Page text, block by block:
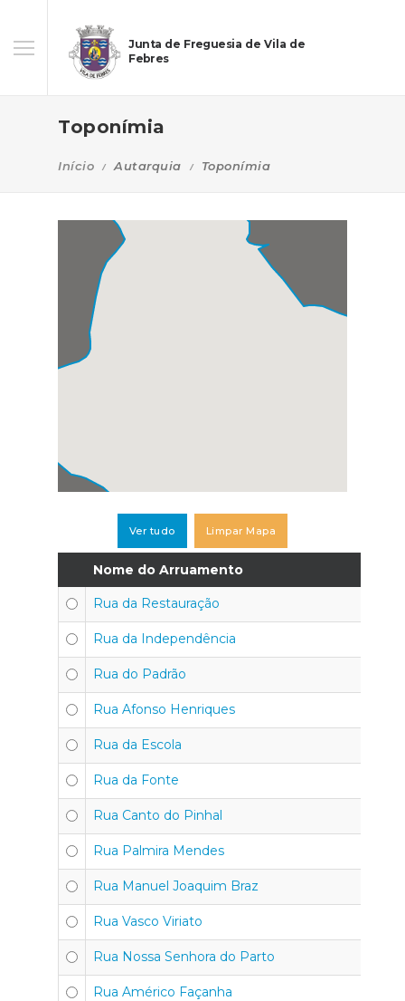
Junta de Freguesia de Vila de
Febres
Toponímia
Início Autarquia Toponímia
Ver tudo Limpar Mapa
Nome do Arruamento
Rua da Restauração
Rua da Independência
Rua do Padrão
Rua Afonso Henriques
Rua da Escola
Rua da Fonte
Rua Canto do Pinhal
Rua Palmira Mendes
Rua Manuel Joaquim Braz
Rua Vasco Viriato
Rua Nossa Senhora do Parto
Rua Américo Façanha